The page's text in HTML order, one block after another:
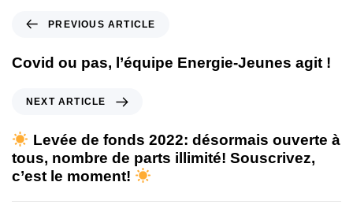
PREVIOUS ARTICLE
Covid ou pas, l’équipe Energie-Jeunes agit !
NEXT ARTICLE
Levée de fonds 2022: désormais ouverte à
tous, nombre de parts illimité! Souscrivez,
c’est le moment!